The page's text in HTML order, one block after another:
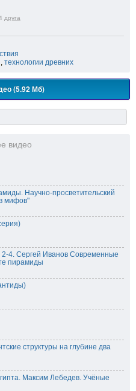
друга
, технологии древних
(5.92 Мб)
видео
Научно-просветительский
мифов"
4. Сергей Иванов Современные
пирамиды
структуры на глубине два
Максим Лебедев. Учёные